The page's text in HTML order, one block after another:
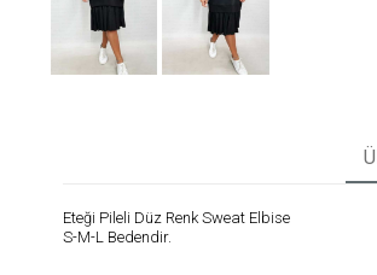
Eteği Pileli Düz Renk Sweat Elbise
S-M-L Bedendir.